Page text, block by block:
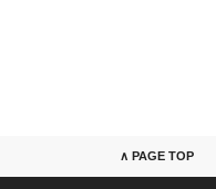
∧ PAGE TOP